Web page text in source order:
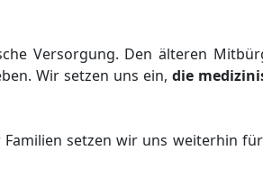
Versorgung. Den älteren
Wir setzen uns ein, die
setzen wir uns weiterhin